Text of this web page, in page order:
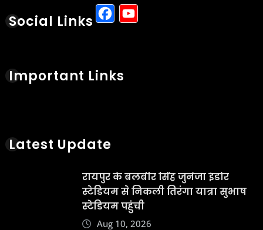
Social Links Facebook
Important Links
Latest Update
रायपुर के बलबीर सिंह जुनेजा इंडोर
स्टेडियम से निकली तिरंगा यात्रा सुभाष
स्टेडियम पहुंची
Aug 10, 2026